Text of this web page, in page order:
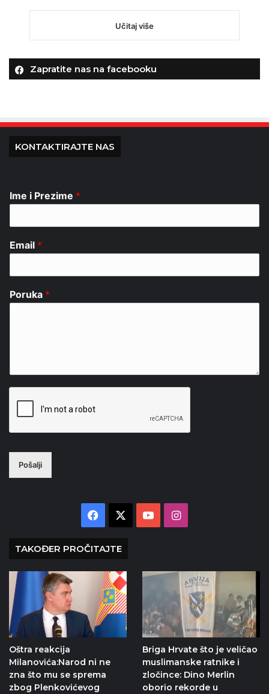
Učitaj više
Zapratite nas na facebooku
KONTAKTIRAJTE NAS
Ime i Prezime *
Email *
Poruka *
Pošalji
Facebook YouTubeInstagram
TAKOĐER PROČITAJTE
Oštra reakcija
Milanovića:Narod ni ne
zna što mu se sprema
zbog Plenkovićevog
Briga Hrvate što je veličao
muslimanske ratnike i
zločince: Dino Merlin
oborio rekorde u